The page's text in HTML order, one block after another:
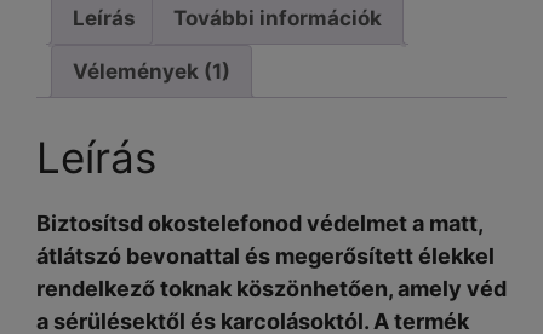
Max
tok
mennyiség
Leírás További információk
Vélemények (1)
Leírás
Biztosítsd okostelefonod védelmet a matt,
átlátszó bevonattal és megerősített élekkel
rendelkező toknak köszönhetően, amely véd
a sérülésektől és karcolásoktól. A termék